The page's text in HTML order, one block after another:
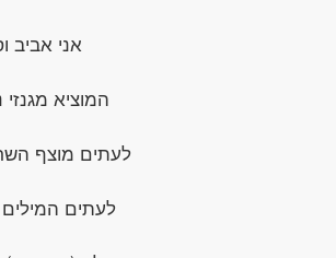
אני אביב
המוציא
לעתים מוצף
לעתים